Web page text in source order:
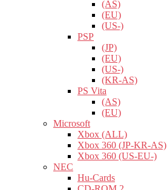
(AS)
(EU)
(US-)
PSP
(JP)
(EU)
(US-)
(KR-AS)
PS Vita
(AS)
(EU)
Microsoft
Xbox (ALL)
Xbox 360 (JP-KR-AS)
Xbox 360 (US-EU-)
NEC
Hu-Cards